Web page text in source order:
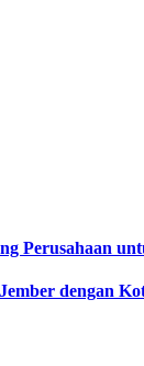
Perusahaan
dengan